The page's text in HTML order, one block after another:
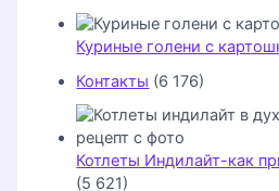
Куриные голени с
Контакты (6 176)
Котлеты Индилайт-как
(5 621)